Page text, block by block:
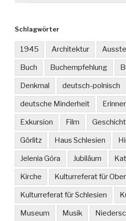
Schlagwörter
1945 Architektur
Buch Buchempfehlung
Denkmal deutsch-polnisch
deutsche Minderheit
Exkursion Film
Görlitz Haus Schlesien
Jelenia Góra Jubiläum
Kirche Kulturreferat für
Kulturreferat für Schlesien
Museum Musik